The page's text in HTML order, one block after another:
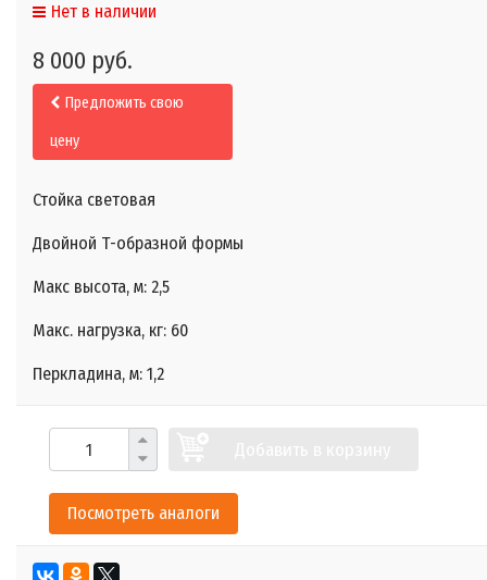
Нет в наличии
8 000 руб.
Предложить свою
цену
Стойка световая
Двойной Т-образной формы
Макс высота, м: 2,5
Макс. нагрузка, кг: 60
Перкладина, м: 1,2
Посмотреть аналоги